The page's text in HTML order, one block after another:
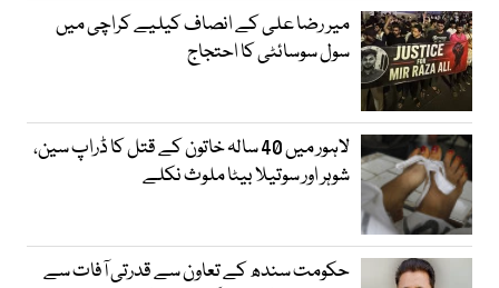
میر رضا علی کے انصاف کیلیے کراچی میں
سول سوسائٹی کا احتجاج
لاہور میں 40 سالہ خاتون کے قتل کا ڈراپ سین،
شوہر اور سوتیلا بیٹا ملوث نکلے
حکومت سندھ کے تعاون سے قدرتی آفات سے